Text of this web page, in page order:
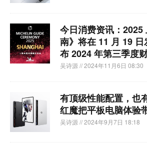
今日消费资讯：2025
南》将在 11 月 19
布 2024 年第三季度
吴诗源 // 2024年11月6日 08:30
有顶级性能配置，也
红魔把平板电脑体验
吴诗源 // 2024年9月7日 18:18